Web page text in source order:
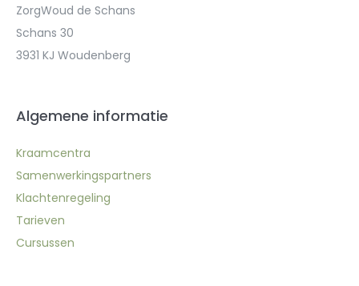
ZorgWoud de Schans
Schans 30
3931 KJ Woudenberg
Algemene informatie
Kraamcentra
Samenwerkingspartners
Klachtenregeling
Tarieven
Cursussen